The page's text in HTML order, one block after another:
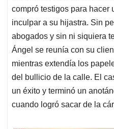
compró testigos para hacer
inculpar a su hijastra. Sin
abogados y sin ni siquiera
Ángel se reunía con su
mientras extendía los
del bullicio de la calle. El
un éxito y terminó un
cuando logró sacar de la